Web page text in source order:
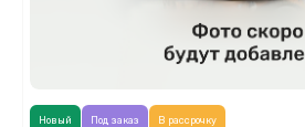
Новый Под заказ В рассрочку